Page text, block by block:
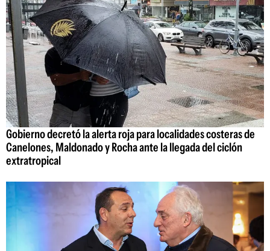
Gobierno decretó la alerta roja para localidades costeras de
Canelones, Maldonado y Rocha ante la llegada del ciclón
extratropical